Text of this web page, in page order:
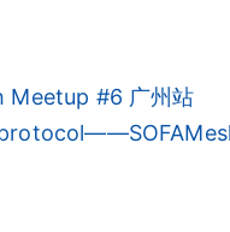
Meetup #6 广州站